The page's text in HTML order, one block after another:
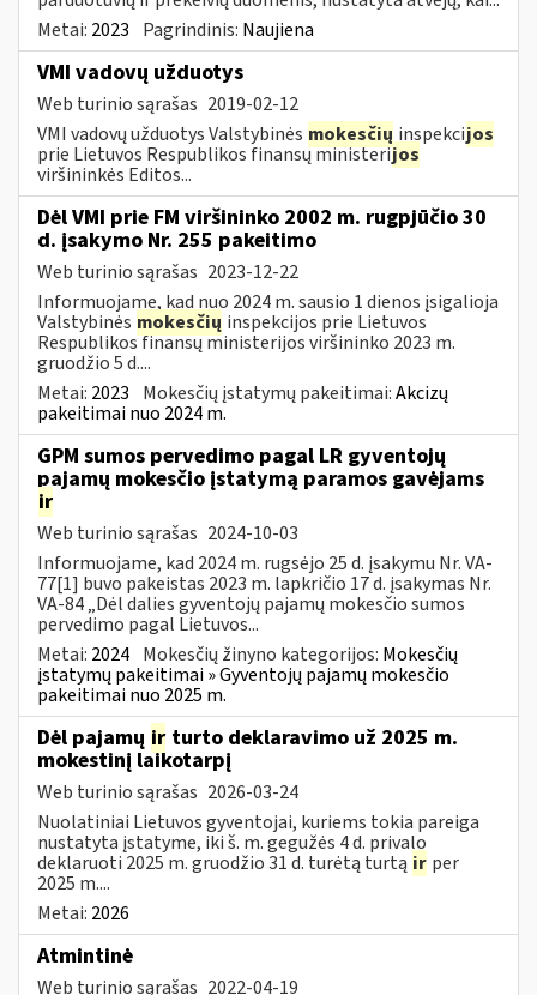
Metai: 2023 Pagrindinis: Naujiena
VMI vadovų užduotys
Web turinio sąrašas 2019-02-12
VMI vadovų užduotys Valstybinės mokesčių inspekcijos
prie Lietuvos Respublikos finansų ministerijos
viršininkės Editos...
Dėl VMI prie FM viršininko 2002 m. rugpjūčio 30
d. įsakymo Nr. 255 pakeitimo
Web turinio sąrašas 2023-12-22
Informuojame, kad nuo 2024 m. sausio 1 dienos įsigalioja
Valstybinės mokesčių inspekcijos prie Lietuvos
Respublikos finansų ministerijos viršininko 2023 m.
gruodžio 5 d....
Metai: 2023 Mokesčių įstatymų pakeitimai:Akcizų
pakeitimai nuo 2024 m.
GPM sumos pervedimo pagal LR gyventojų
pajamų mokesčio įstatymą paramos gavėjams
ir
Web turinio sąrašas 2024-10-03
Informuojame, kad 2024 m. rugsėjo 25 d. įsakymu Nr. VA-
77[1] buvo pakeistas 2023 m. lapkričio 17 d. įsakymas Nr.
VA-84 „Dėl dalies gyventojų pajamų mokesčio sumos
pervedimo pagal Lietuvos...
Metai: 2024 Mokesčių žinyno kategorijos: Mokesčių
įstatymų pakeitimai » Gyventojų pajamų mokesčio
pakeitimai nuo 2025 m.
Dėl pajamų ir turto deklaravimo už 2025 m.
mokestinį laikotarpį
Web turinio sąrašas 2026-03-24
Nuolatiniai Lietuvos gyventojai, kuriems tokia pareiga
nustatyta įstatyme, iki š. m. gegužės 4 d. privalo
deklaruoti 2025 m. gruodžio 31 d. turėtą turtą ir per
2025 m....
Metai: 2026
Atmintinė
Web turinio sąrašas 2022-04-19